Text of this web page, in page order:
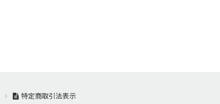
特定商取引法表示